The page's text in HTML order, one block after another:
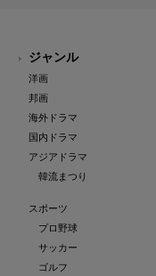
ジャンル
洋画
邦画
海外ドラマ
国内ドラマ
アジアドラマ
韓流まつり
スポーツ
プロ野球
サッカー
ゴルフ